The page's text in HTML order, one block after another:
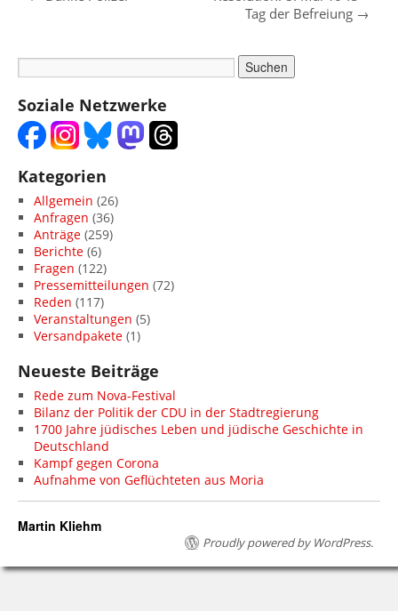
Tag der Befreiung →
Soziale Netzwerke
Kategorien
Allgemein (26)
Anfragen (36)
Anträge (259)
Berichte (6)
Fragen (122)
Pressemitteilungen (72)
Reden (117)
Veranstaltungen (5)
Versandpakete (1)
Neueste Beiträge
Rede zum Nova-Festival
Bilanz der Politik der CDU in der Stadtregierung
1700 Jahre jüdisches Leben und jüdische Geschichte in
Deutschland
Kampf gegen Corona
Aufnahme von Geflüchteten aus Moria
Martin Kliehm
Proudly powered by WordPress.